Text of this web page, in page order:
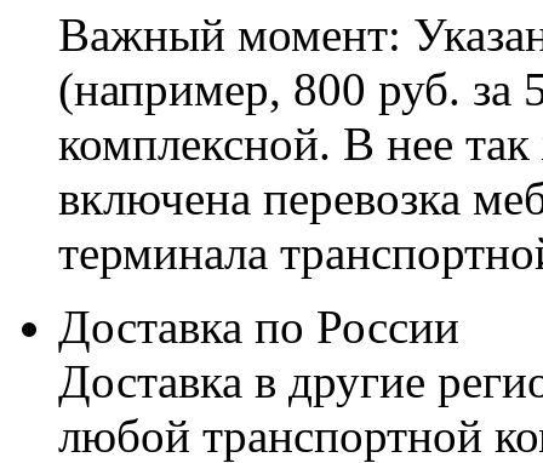
Важный момент:
(например, 800 руб. за
комплексной. В нее
включена перевозка
терминала
Доставка по России
Доставка в другие
любой транспортной